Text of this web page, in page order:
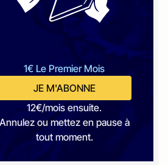
1€ Le Premier Mois
JE M'ABONNE
12€/mois ensuite.
Annulez ou mettez en pause à
tout moment.